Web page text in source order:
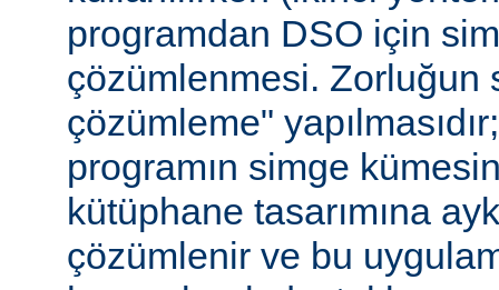
programdan DSO için
çözümlenmesi. Zorluğun
çözümleme"
programın simge
kütüphane tasarımına
çözümlenir ve bu